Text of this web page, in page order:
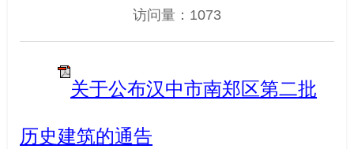
访问量： 1073
关于公布汉中市南郑区第二批
历史建筑的通告